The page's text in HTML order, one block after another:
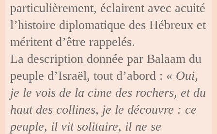
particulièrement, éclairent avec acuité
l’histoire diplomatique des Hébreux et
méritent d’être rappelés.
La description donnée par Balaam du
peuple d’Israël, tout d’abord : « Oui,
je le vois de la cime des rochers, et du
haut des collines, je le découvre : ce
peuple, il vit solitaire, il ne se